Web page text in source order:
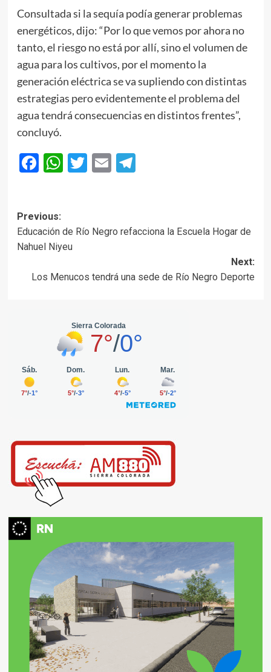
Consultada si la sequía podía generar problemas
energéticos, dijo: “Por lo que vemos por ahora no
tanto, el riesgo no está por allí, sino el volumen de
agua para los cultivos, por el momento la
generación eléctrica se va supliendo con distintas
estrategias pero evidentemente el problema del
agua tendrá consecuencias en distintos frentes”,
concluyó.
Facebook
WhatsApp
Twitter
EmailTelegram
Post
navigation
Previous:
Educación de Río Negro refacciona la Escuela Hogar de
Nahuel Niyeu
Next:
Los Menucos tendrá una sede de Río Negro Deporte